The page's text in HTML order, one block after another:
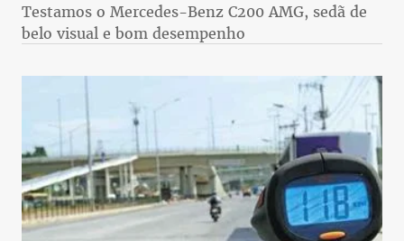
Testamos o Mercedes-Benz C200 AMG, sedã de
belo visual e bom desempenho